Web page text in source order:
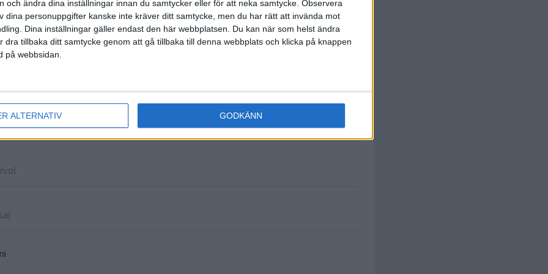
och ändra dina inställningar innan du samtycker eller för att neka samtycke. Observera
dina personuppgifter kanske inte kräver ditt samtycke, men du har rätt att invända mot
Dina inställningar gäller endast den här webbplatsen. Du kan när som helst ändra
dra tillbaka ditt samtycke genom att gå tillbaka till denna webbplats och klicka på knappen
på webbsidan.
ALTERNATIV GODKÄNN
)
)
(ut.F. Artioli)
(ut.T. Marras) 83 min
)
)